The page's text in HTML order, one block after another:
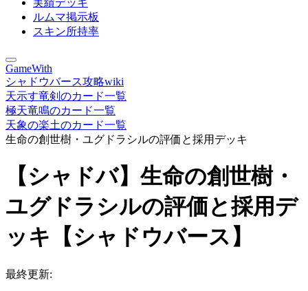
実績デッキ
ルムマ掲示板
スキン所持率
GameWith
シャドウバース攻略wiki
天示す竜剣のカード一覧
極天竜鳴のカード一覧
天象の楽土のカード一覧
生命の創世樹・ユグドラシルの評価と採用デッキ
【シャドバ】生命の創世樹・
ユグドラシルの評価と採用デ
ッキ【シャドウバース】
最終更新: